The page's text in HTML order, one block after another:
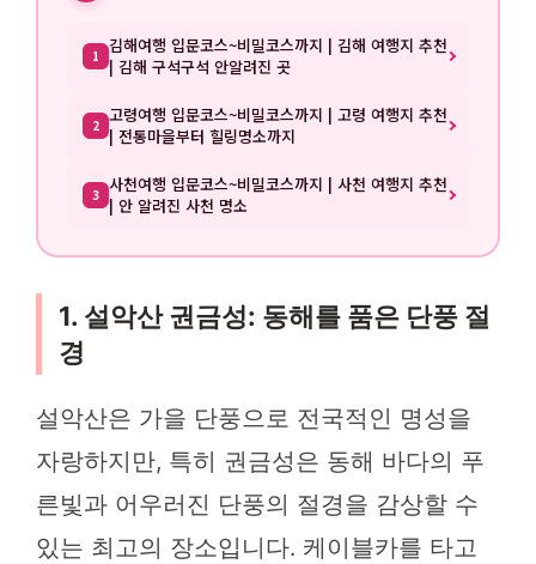
1 김해여행 입문코스~비밀코스까지 | 김해 여행지 추천
| 김해 구석구석 안알려진 곳
2 고령여행 입문코스~비밀코스까지 | 고령 여행지 추천
| 전통마을부터 힐링명소까지
3 사천여행 입문코스~비밀코스까지 | 사천 여행지 추천
| 안 알려진 사천 명소
1. 설악산 권금성: 동해를 품은 단풍 절
경
설악산은 가을 단풍으로 전국적인 명성을
자랑하지만, 특히 권금성은 동해 바다의 푸
른빛과 어우러진 단풍의 절경을 감상할 수
있는 최고의 장소입니다. 케이블카를 타고